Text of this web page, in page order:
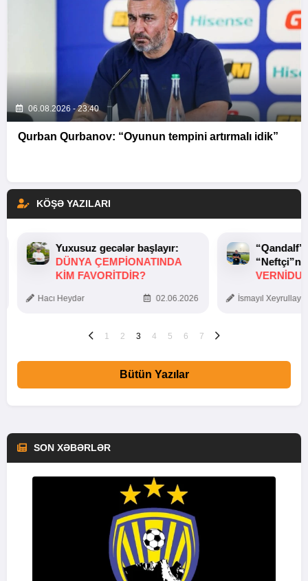
06.08.2026 - 23:40
Qurban Qurbanov: “Oyunun tempini artırmalı idik”
KÖŞƏ YAZILARI
Yuxusuz gecələr başlayır:
DÜNYA ÇEMPIONATINDA
KIM FAVORITDIR?
Hacı Heydər 02.06.2026 İsmayıl
1 2 3 4 5 6 7
Bütün Yazılar
SON XƏBƏRLƏR